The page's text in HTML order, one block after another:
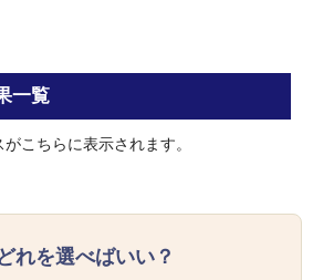
一覧
こちらに表示されます。
どれを選べばいい？